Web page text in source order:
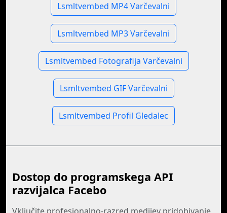
Lsmltvembed MP4 Varčevalni
Lsmltvembed MP3 Varčevalni
Lsmltvembed Fotografija Varčevalni
Lsmltvembed GIF Varčevalni
Lsmltvembed Profil Gledalec
Dostop do programskega API
razvijalca Facebo